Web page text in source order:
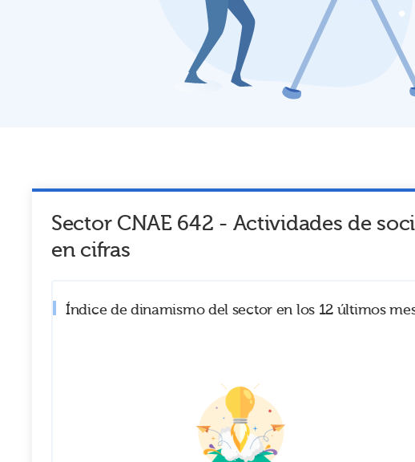
Sector CNAE 642 - Actividades de
en cifras
Índice de dinamismo del sector en los 12 últimos